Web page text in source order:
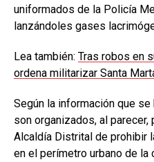
uniformados de la Policía
lanzándoles gases
Lea también: Tras robos en
ordena militarizar Santa
Según la información que
son organizados, al
Alcaldía Distrital de prohibir
en el perímetro urbano de la